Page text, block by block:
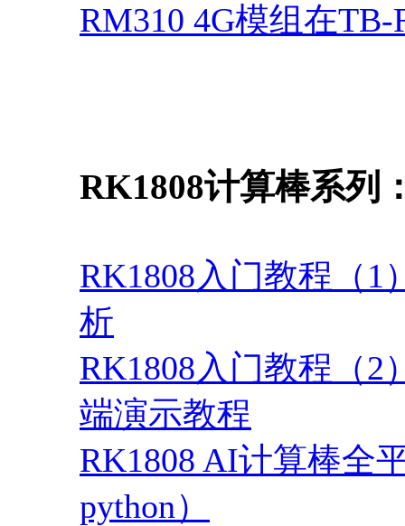
RM310 4G模组在
RK1808计算棒系列
RK1808入门教程（1
析
RK1808入门教程（2
端演示教程
RK1808 AI计算棒全
python）